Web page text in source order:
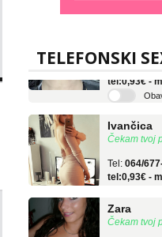
TELEFONSKI
Žana
Tel:064/
Čekam tvoj
tel:0,93€ -
Čekam tvoj